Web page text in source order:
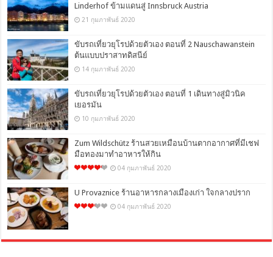
Linderhof ข้ามแดนสู่ Innsbruck Austria
21 กุมภาพันธ์ 2020
ขับรถเที่ยวยุโรปด้วยตัวเอง ตอนที่ 2 Nauschawanstein
ต้นแบบปราสาทดิสนีย์
14 กุมภาพันธ์ 2020
ขับรถเที่ยวยุโรปด้วยตัวเอง ตอนที่ 1 เดินทางสู่มิวนิค
เยอรมัน
10 กุมภาพันธ์ 2020
Zum Wildschütz ร้านสวยเหมือนบ้านตากอากาศที่มีเชฟ
มือทองมาทำอาหารให้กิน
04 กุมภาพันธ์ 2020
U Provaznice ร้านอาหารกลางเมืองเก่า ใจกลางปราก
04 กุมภาพันธ์ 2020